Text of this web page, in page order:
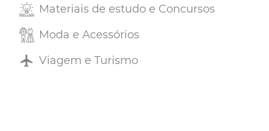
Materiais de estudo e Concursos
Moda e Acessórios
Viagem e Turismo